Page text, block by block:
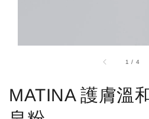
1 / 4
MATINA 護膚溫